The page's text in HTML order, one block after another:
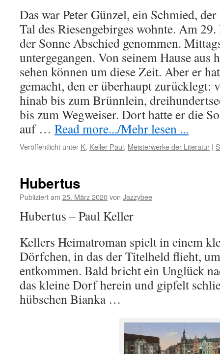
Das war Peter Günzel, ein Schmied,
Tal des Riesengebirges wohnte. Am
der Sonne Abschied genommen.
untergegangen. Von seinem Hause aus
sehen können um diese Zeit. Aber er
gemacht, den er überhaupt zurücklegt:
hinab bis zum Brünnlein,
bis zum Wegweiser. Dort hatte er die
auf … Read more.../Mehr lesen ...
Veröffentlicht unter K, Keller-Paul, Meisterwerke der Literatur |
Hubertus
Publiziert am 25. März 2020von Jazzybee
Hubertus – Paul Keller
Kellers Heimatroman spielt in einem
Dörfchen, in das der Titelheld flieht,
entkommen. Bald bricht ein Unglück
das kleine Dorf herein und gipfelt
hübschen Bianka …